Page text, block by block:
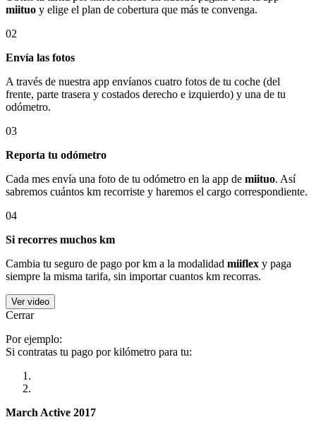
miituo y elige el plan de cobertura que más te convenga.
02
Envía las fotos
A través de nuestra app envíanos cuatro fotos de tu coche (del
frente, parte trasera y costados derecho e izquierdo) y una de tu
odómetro.
03
Reporta tu odómetro
Cada mes envía una foto de tu odómetro en la app de miituo. Así
sabremos cuántos km recorriste y haremos el cargo correspondiente.
04
Si recorres muchos km
Cambia tu seguro de pago por km a la modalidad miiflex y paga
siempre la misma tarifa, sin importar cuantos km recorras.
Ver video
Cerrar
Por ejemplo:
Si contratas tu pago por kilómetro para tu:
March Active 2017